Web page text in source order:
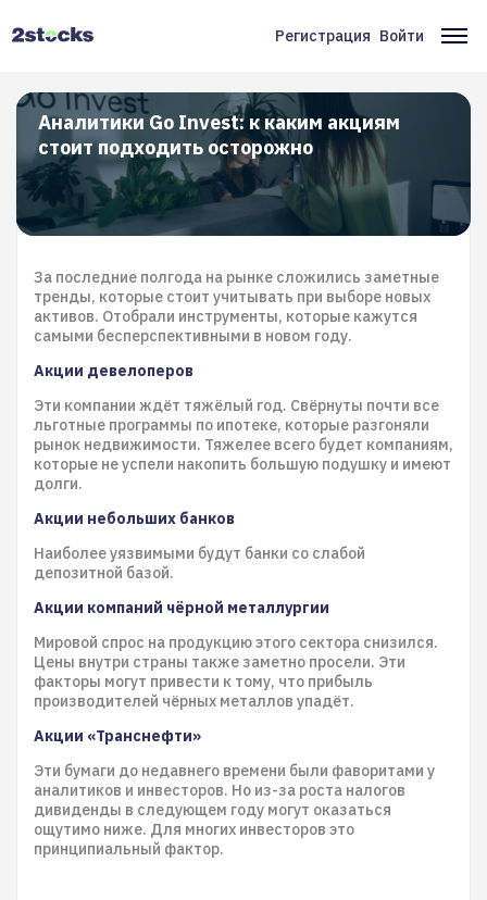
Меню
учётной
записи
пользователя
Регистрация Войти
Аналитики Go Invest: к каким акциям
стоит подходить осторожно
За последние полгода на рынке сложились заметные
тренды, которые стоит учитывать при выборе новых
активов. Отобрали инструменты, которые кажутся
самыми бесперспективными в новом году.
Акции девелоперов
Эти компании ждёт тяжёлый год. Свёрнуты почти все
льготные программы по ипотеке, которые разгоняли
рынок недвижимости. Тяжелее всего будет компаниям,
которые не успели накопить большую подушку и имеют
долги.
Акции небольших банков
Наиболее уязвимыми будут банки со слабой
депозитной базой.
Акции компаний чёрной металлургии
Мировой спрос на продукцию этого сектора снизился.
Цены внутри страны также заметно просели. Эти
факторы могут привести к тому, что прибыль
производителей чёрных металлов упадёт.
Акции «Транснефти»
Эти бумаги до недавнего времени были фаворитами у
аналитиков и инвесторов. Но из-за роста налогов
дивиденды в следующем году могут оказаться
ощутимо ниже. Для многих инвесторов это
принципиальный фактор.